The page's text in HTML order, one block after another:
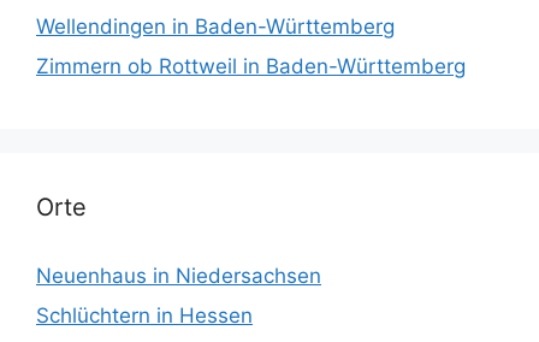
Wellendingen in Baden-Württemberg
Zimmern ob Rottweil in Baden-Württemberg
Orte
Neuenhaus in Niedersachsen
Schlüchtern in Hessen